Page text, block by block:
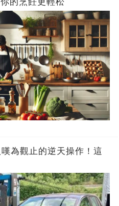
的烹飪更輕松
為觀止的逆天操作！這